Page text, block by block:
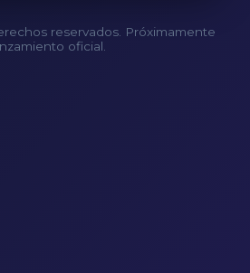
reservados. Próximamente
oficial.